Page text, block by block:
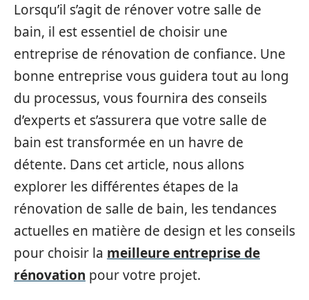
Lorsqu’il s’agit de rénover votre salle de
bain, il est essentiel de choisir une
entreprise de rénovation de confiance. Une
bonne entreprise vous guidera tout au long
du processus, vous fournira des conseils
d’experts et s’assurera que votre salle de
bain est transformée en un havre de
détente. Dans cet article, nous allons
explorer les différentes étapes de la
rénovation de salle de bain, les tendances
actuelles en matière de design et les conseils
pour choisir la meilleure entreprise de
rénovation pour votre projet.